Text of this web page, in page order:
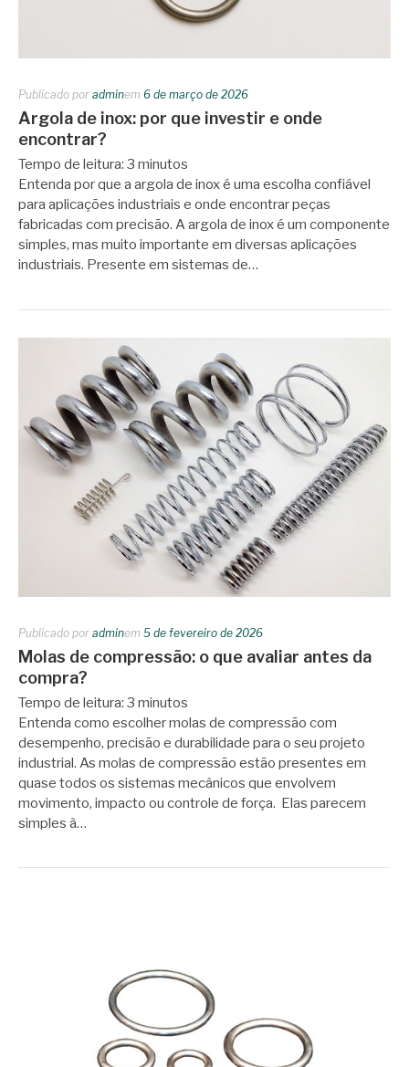
Publicado por adminem 6 de março de 2026
Argola de inox: por que investir e onde
encontrar?
Tempo de leitura: 3 minutos
Entenda por que a argola de inox é uma escolha confiável
para aplicações industriais e onde encontrar peças
fabricadas com precisão. A argola de inox é um componente
simples, mas muito importante em diversas aplicações
industriais. Presente em sistemas de…
Publicado por adminem 5 de fevereiro de 2026
Molas de compressão: o que avaliar antes da
compra?
Tempo de leitura: 3 minutos
Entenda como escolher molas de compressão com
desempenho, precisão e durabilidade para o seu projeto
industrial. As molas de compressão estão presentes em
quase todos os sistemas mecânicos que envolvem
movimento, impacto ou controle de força. Elas parecem
simples à…